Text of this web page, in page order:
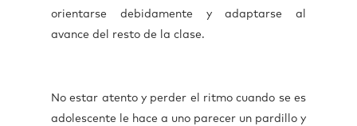
orientarse debidamente y adaptarse al
avance del resto de la clase.
No estar atento y perder el ritmo cuando se es
adolescente le hace a uno parecer un pardillo y